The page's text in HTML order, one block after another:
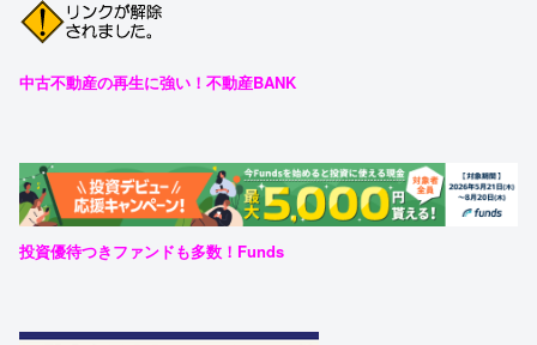
中古不動産の再生に強い！不動産BANK
投資優待つきファンドも多数！Funds